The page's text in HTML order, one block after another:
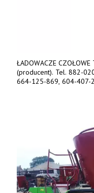
ŁADOWACZE
(producent). Tel. 882-
664-125-869, 604-407-